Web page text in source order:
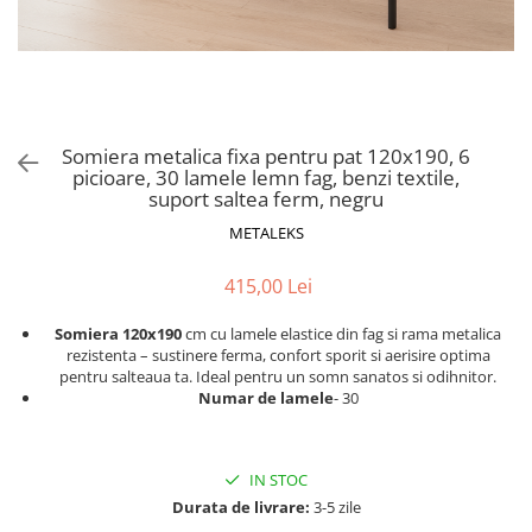
Saltele cu arcuri impachetate
Saltele Memory Pocket
Saltele cu plasa arcuri
Saltele cu spuma poliuretanica
Saltele Latex
Saltele Memory
Saltele 140x200
Paturi
Scaune pentru living
Seturi comode living si vitrine
Mobilier birou
Scaune ergonomice
Etajere Birou
Scaune pentru vizitatori
Scaune birou
Scaune birou copii
Scaune resigilate
Somiera metalica fixa pentru pat 120x190, 6
picioare, 30 lamele lemn fag, benzi textile,
suport saltea ferm, negru
METALEKS
415,00 Lei
Somiera 120x190cm cu lamele elastice din fag si rama metalica
rezistenta – sustinere ferma, confort sporit si aerisire optima
pentru salteaua ta. Ideal pentru un somn sanatos si odihnitor.
Numar de lamele- 30
IN STOC
Durata de livrare: 3-5 zile